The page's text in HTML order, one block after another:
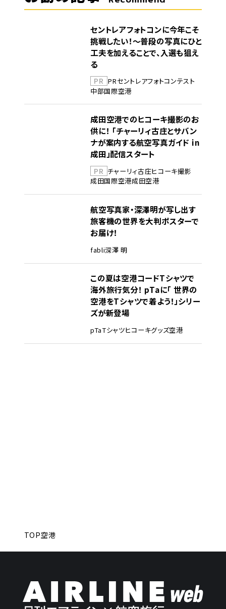
セントレアフォトコンに今年こそ
挑戦したい！～普段の写真にひと
工夫を加えることで、入選も狙え
る
PR PRセントレアフォトコンテスト
中部国際空港
成田空港でのヒコーキ撮影のお
供に！ 「チャーリィ古庄とサバン
ナが案内する航空写真ガイド in
成田」配信スタート
PR チャーリィ古庄ヒコーキ撮影
成田国際空港成田空港
航空写真家・深澤明が写し出す
旅客機の世界を大判ポスターで
お届け！
fabli深澤 明
この夏は空港コードTシャツで
海外旅行気分！ pTaに「 世界の
空港をTシャツで着よう！」シリー
ズが新登場
pTaTシャツヒコーキグッズ空港
TOP空港